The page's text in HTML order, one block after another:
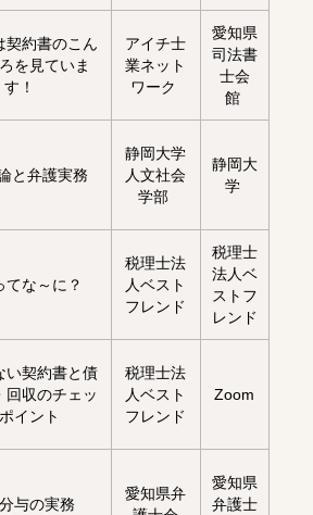
契約書のこん
を見ていま
す！
アイチ士
業ネット
ワーク
愛知県
司法書
士会
館
と弁護実務
静岡大学
人文社会
学部
静岡大
学
てな～に？
税理士法
人ベスト
フレンド
税理士
法人ベ
ストフ
レンド
い契約書と債
回収のチェッ
イント
税理士法
人ベスト
フレンド
Zoom
与の実務
愛知県弁
愛知県
弁護士